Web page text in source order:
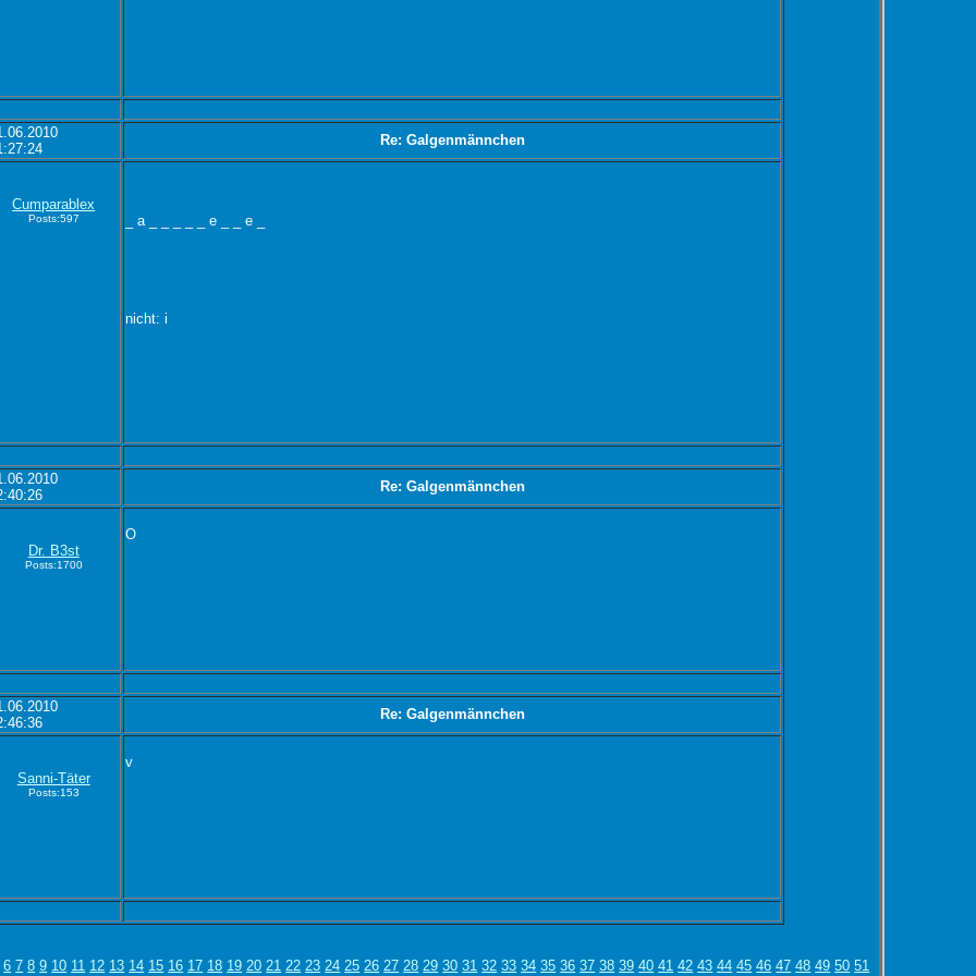
Re: Galgenmännchen
Cumparablex
Posts:597 _ a _ _ _ _ _ e _ _ e _
nicht: i
Re: Galgenmännchen
Dr. B3st
Posts:1700
O
Re: Galgenmännchen
Sanni-Täter
Posts:153
v
6 7 8 9 10 11 12 13 14 15 16 17 18 19 20 21 22 23 24 25 26 27 28 29 30 31 32 33 34 35 36 37 38 39 40 41 42 43 44 45 46 47 48 49 50 51